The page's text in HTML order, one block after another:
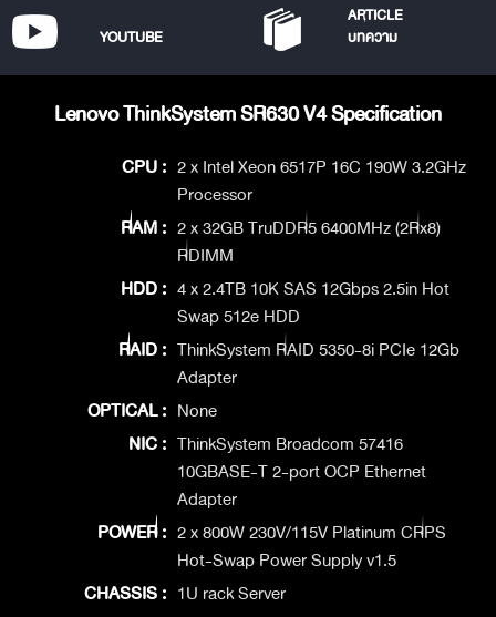
YOUTUBE
ARTICLE
บทความ
Lenovo ThinkSystem SR630 V4 Specification
CPU : 2 x Intel Xeon 6517P 16C 190W 3.2GHz
Processor
RAM : 2 x 32GB TruDDR5 6400MHz (2Rx8)
RDIMM
HDD : 4 x 2.4TB 10K SAS 12Gbps 2.5in Hot
Swap 512e HDD
RAID : ThinkSystem RAID 5350-8i PCIe 12Gb
Adapter
OPTICAL : None
NIC : ThinkSystem Broadcom 57416
10GBASE-T 2-port OCP Ethernet
Adapter
POWER : 2 x 800W 230V/115V Platinum CRPS
Hot-Swap Power Supply v1.5
CHASSIS : 1U rack Server